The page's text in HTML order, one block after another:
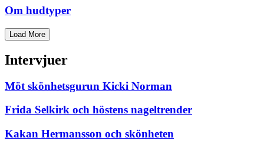
Om hudtyper
Load More
Intervjuer
Möt skönhetsgurun Kicki Norman
Frida Selkirk och höstens nageltrender
Kakan Hermansson och skönheten